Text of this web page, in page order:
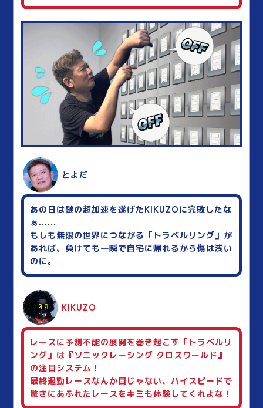
とよだ
あの日は謎の超加速を遂げたKIKUZOに完敗したな
ぁ......
もしも無限の世界につながる「トラベルリング」が
あれば、負けても一瞬で自宅に帰れるから傷は浅い
のに。
KIKUZO
レースに予測不能の展開を巻き起こす「トラベルリ
ング」は『ソニックレーシング クロスワールド』
の注目システム！
最終退勤レースなんか目じゃない、ハイスピードで
驚きにあふれたレースをキミも体験してくれよな！